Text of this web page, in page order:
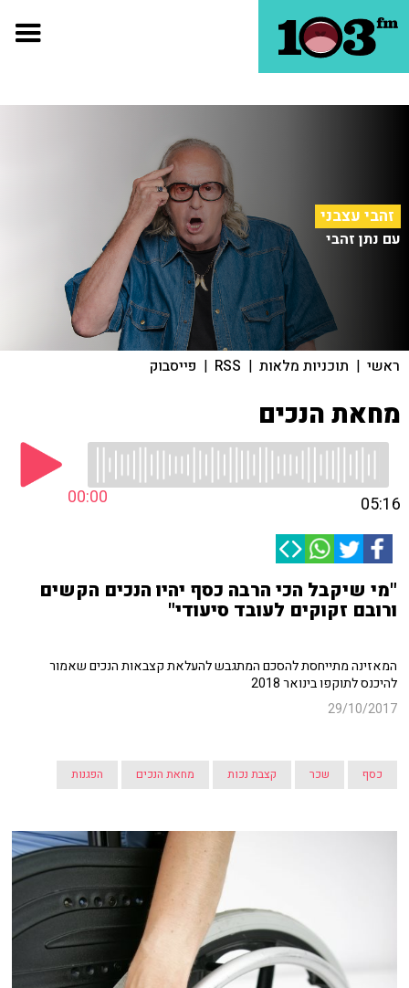
זהבי עצבני
עם נתן זהבי
ראשי | תוכניות מלאות |
RSS
| פייסבוק
מחאת הנכים
00:00 05:16
"מי שיקבל הכי הרבה כסף יהיו הנכים הקשים
ורובם זקוקים לעובד סיעודי"
המאזינה מתייחסת להסכם המתגבש להעלאת קצבאות הנכים שאמור
להיכנס לתוקפו בינואר 2018
29/10/2017
כסף שכר קצבת נכות מחאת הנכים הפגנות